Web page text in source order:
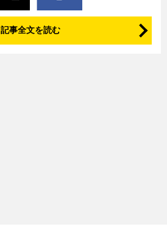
記事全文を読む